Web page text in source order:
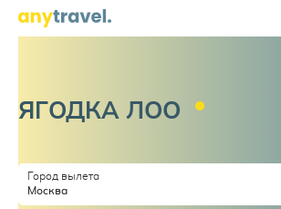
ЯГОДКА ЛОО
Город вылета
Москва